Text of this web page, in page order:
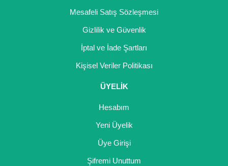
Mesafeli Satış Sözleşmesi
Gizlilik ve Güvenlik
İptal ve İade Şartları
Kişisel Veriler Politikası
ÜYELİK
Hesabım
Yeni Üyelik
Üye Girişi
Şifremi Unuttum